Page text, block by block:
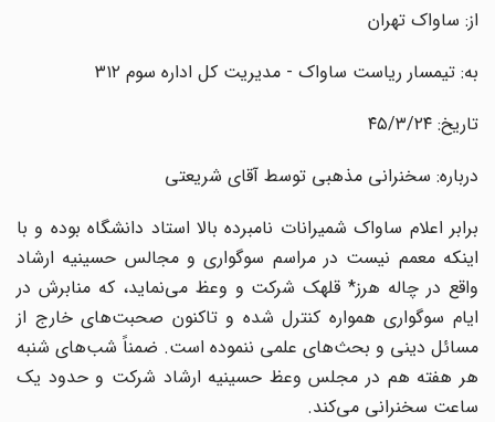
از: ساواک تهران
به: تیمسار ریاست ساواک - مدیریت کل اداره سوم ۳۱۲
تاریخ: ۴۵/۳/۲۴
درباره: سخنرانی مذهبی توسط آقای شریعتی
برابر اعلام ساواک شمیرانات نامبرده بالا استاد دانشگاه بوده و با
اینکه معمم نیست در مراسم سوگواری و مجالس حسینیه ارشاد
واقع در چاله هرز* قلهک شرکت و وعظ می‌نماید، که منابرش در
ایام سوگواری همواره کنترل شده و تاکنون صحبت‌های خارج از
مسائل دینی و بحث‌های علمی ننموده است. ضمناً شب‌های شنبه
هر هفته هم در مجلس وعظ حسینیه ارشاد شرکت و حدود یک
ساعت سخنرانی می‌کند.